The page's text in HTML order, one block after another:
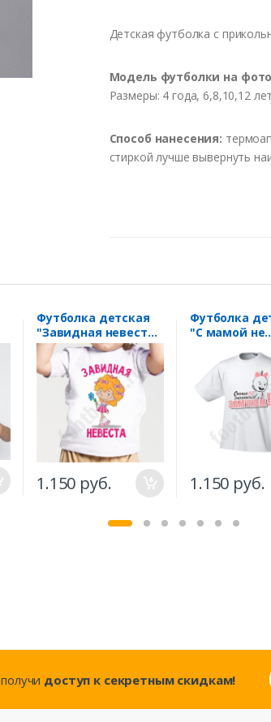
Детская футболка с
Модель футболки на фото
Размеры: 4 года, 6,8,10,12
Способ нанесения:
стиркой лучше вывернуть
Футболка детская
"Завидная невеста"
с рисунком
1.150 руб.
Футболка
"С мамой не
1.150 руб.
получи доступ к секретным скидкам!